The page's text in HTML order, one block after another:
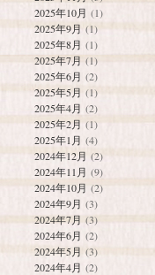
2025年10月 (1)
2025年9月 (1)
2025年8月 (1)
2025年7月 (1)
2025年6月 (2)
2025年5月 (1)
2025年4月 (2)
2025年2月 (1)
2025年1月 (4)
2024年12月 (2)
2024年11月 (9)
2024年10月 (2)
2024年9月 (3)
2024年7月 (3)
2024年6月 (2)
2024年5月 (3)
2024年4月 (2)